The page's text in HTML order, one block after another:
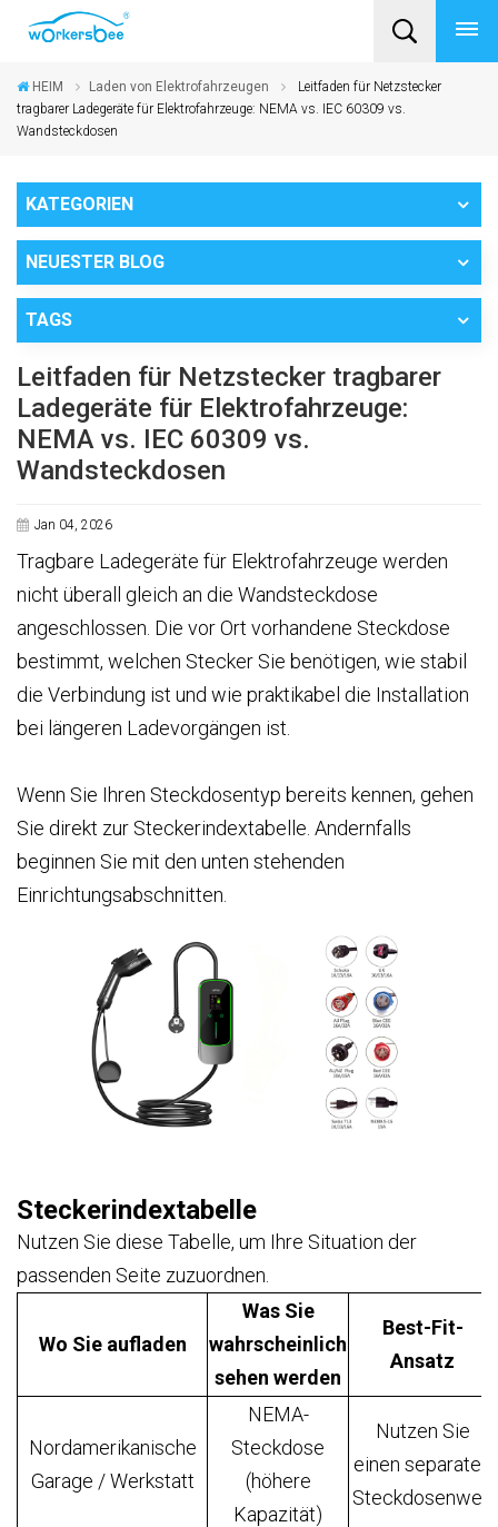
HEIM Laden von Elektrofahrzeugen
Leitfaden für Netzstecker
tragbarer Ladegeräte für Elektrofahrzeuge: NEMA vs. IEC 60309 vs.
Wandsteckdosen
KATEGORIEN
NEUESTER BLOG
TAGS
Leitfaden für Netzstecker tragbarer
Ladegeräte für Elektrofahrzeuge:
NEMA vs. IEC 60309 vs.
Wandsteckdosen
Jan 04, 2026
Tragbare Ladegeräte für Elektrofahrzeuge werden
nicht überall gleich an die Wandsteckdose
angeschlossen. Die vor Ort vorhandene Steckdose
bestimmt, welchen Stecker Sie benötigen, wie stabil
die Verbindung ist und wie praktikabel die Installation
bei längeren Ladevorgängen ist.
Wenn Sie Ihren Steckdosentyp bereits kennen, gehen
Sie direkt zur Steckerindextabelle. Andernfalls
beginnen Sie mit den unten stehenden
Einrichtungsabschnitten.
Steckerindextabelle
Nutzen Sie diese Tabelle, um Ihre Situation der
passenden Seite zuzuordnen.
Wo Sie aufladen
Was Sie
wahrscheinlich
sehen werden
Best-Fit-
Ansatz
Nordamerikanische
Garage / Werkstatt
NEMA-
Steckdose
(höhere
Kapazität)
Nutzen Sie
einen separaten
Steckdosenweg